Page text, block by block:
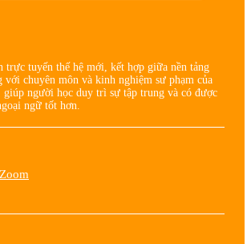
trực tuyến thế hệ mới, kết hợp giữa nền tảng
với chuyên môn và kinh nghiệm sư phạm của
giúp người học duy trì sự tập trung và có được
ngữ tốt hơn.